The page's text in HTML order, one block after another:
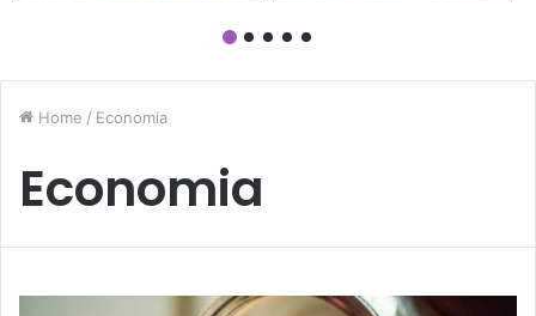
Home / Economia
Economia